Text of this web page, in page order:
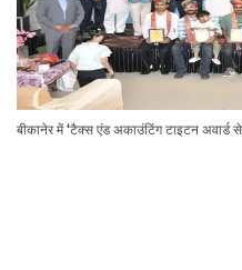
बीकानेर में ‘टैक्स एंड अकाउंटिंग टाइटन अवार्ड